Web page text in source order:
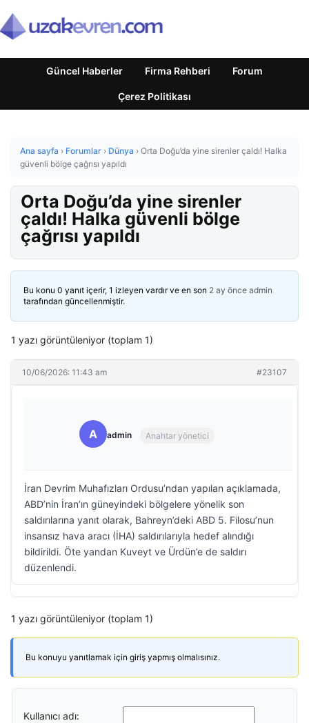
Güncel Haberler Firma Rehberi Forum
Çerez Politikası
Ana sayfa › Forumlar › Dünya › Orta Doğu’da yine sirenler çaldı! Halka
güvenli bölge çağrısı yapıldı
Orta Doğu’da yine sirenler
çaldı! Halka güvenli bölge
çağrısı yapıldı
Bu konu 0 yanıt içerir, 1 izleyen vardır ve en son 2 ay önce admin
tarafından güncellenmiştir.
1 yazı görüntüleniyor (toplam 1)
10/06/2026: 11:43 am #23107
A admin Anahtar yönetici
İran Devrim Muhafızları Ordusu’ndan yapılan açıklamada,
ABD’nin İran’ın güneyindeki bölgelere yönelik son
saldırılarına yanıt olarak, Bahreyn’deki ABD 5. Filosu’nun
insansız hava aracı (İHA) saldırılarıyla hedef alındığı
bildirildi. Öte yandan Kuveyt ve Ürdün’e de saldırı
düzenlendi.
1 yazı görüntüleniyor (toplam 1)
Bu konuyu yanıtlamak için giriş yapmış olmalısınız.
Kullanıcı adı: